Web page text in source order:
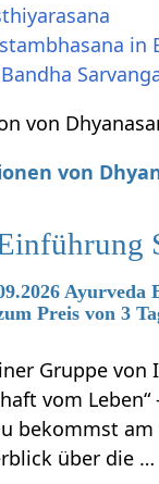
in
von
von
Ayurveda
Preis von 3
Gruppe von
vom
bekommst am
über die …